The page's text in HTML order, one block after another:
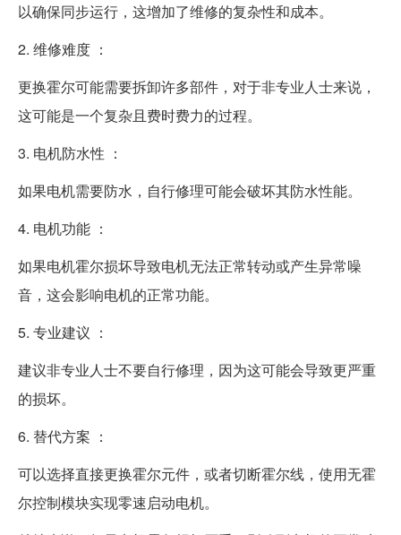
以确保同步运行，这增加了维修的复杂性和成本。
2. 维修难度 ：
更换霍尔可能需要拆卸许多部件，对于非专业人士来说，
这可能是一个复杂且费时费力的过程。
3. 电机防水性 ：
如果电机需要防水，自行修理可能会破坏其防水性能。
4. 电机功能 ：
如果电机霍尔损坏导致电机无法正常转动或产生异常噪
音，这会影响电机的正常功能。
5. 专业建议 ：
建议非专业人士不要自行修理，因为这可能会导致更严重
的损坏。
6. 替代方案 ：
可以选择直接更换霍尔元件，或者切断霍尔线，使用无霍
尔控制模块实现零速启动电机。